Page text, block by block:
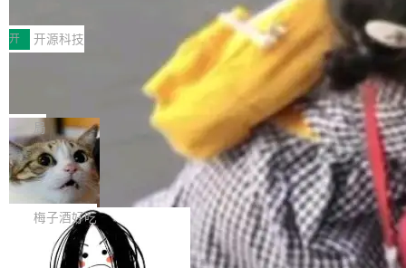
于自研UCL-Engine通信引擎，后续腾讯网平将
持续开源更多基于UCL-Engine的高性能通信组
件。 腾讯网平团队在UCL-MPComm中实现了一
个独立于业务线程的全局通信引擎（Engine），
助力企业AI研发安全落地 当前，越来越多企业已
经开始引入 AI Coding 工具，通过调用公有云模
型或企业内部部署模型提升研发效率。但随着 AI
Coding 从个人辅助工具逐步走向团队级、组织
级应用，企业在规模化落地过程中，对安全性、
可控性和代码质量提出了更高要求。 首先是数据
安全与合规要求。对于大多数普通研发场景，公
有云模型能够满足快速试用和效率提升的需求。
但对于金融、能源、医疗等对数据安全要求较...
前不久，工业和信息化部正式发布《2025年人工
智能应用典型案例名单》，集中展示人工智能在
各领域的应用成果，覆盖技术底座、行业赋能、
产品应用、支撑保障、专题等五大方向。深信服
AI算力网关（AI创新平台）成功入选！ 随着各行
各业的Agent走向规模化建设，算力构成形态逐
渐丰富，用户关注的重点也在发生变化：不只是
让AI用起来，还要进一步看清混合算力时代下，
Token花在哪里、算力是否被充分利用，以及持
续增长的AI成本该如何优化。 深信服AI算力网关
正是围绕这些实际问题，从Token治理和成本治
理两个方面，让用户的每一份算力都看得清、管
开 开源科技
Jeff Dean 离开 Google：一个时代的结
束，一个实验室的开始
Google 员工编号 20。MapReduce 作者之一。
Bigtable 作者之一。TensorFlow 的作者之一。
Gemini 的架构师。Google 首席科学家。 Jeff D
ean 在 Google 工作了 27 年后，宣布离职。 他
不是一个人走。一同离开的还有 Sanjay Ghema
wat（Google 员工编号 23，Jeff Dean 二十多
年的编程搭档，MapReduce 和 Bigtable 的共同
作者）、Quoc Le（Google 大脑核心成员，Se
局
🔥 SolonCode v2026.8.4 发布：界面
字体可调、22 种语言、记忆搜索增强
打开终端就能上岗的全中文编码智能体，这一轮
把「看得清、用母语、记得住」三件事一次补
齐。 SolonCode 是什么 SolonCode 是杭州无
耳科技研发的企业级终端编码智能体——一位全
梅子酒好吃
让“代码语义理解”深度释放AI Coding